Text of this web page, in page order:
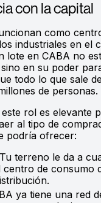
con la capital
como
industriales en el
lote en CABA no
en su poder
todo lo que sale
de personas.
rol es elevante
al tipo de
podría ofrecer:
Tu terreno le da a
de consumo
ya tiene una red